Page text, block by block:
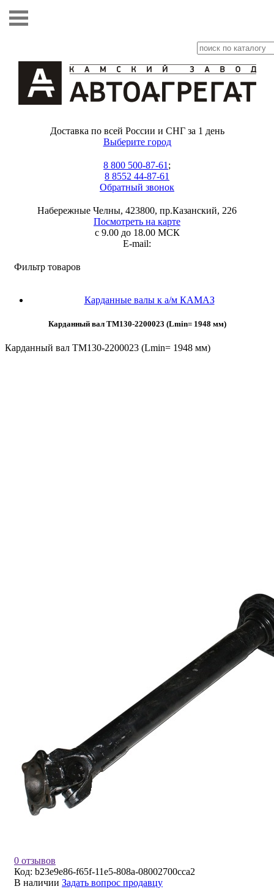
Доставка по всей России и СНГ за 1 день
Выберите город
8 800 500-87-61 ;
8 8552 44-87-61
Обратный звонок
Набережные Челны, 423800, пр.Казанский, 226
Посмотреть на карте
с 9.00 до 18.00 МСК
E-mail:
Фильтр товаров
Карданные валы к а/м КАМАЗ
Карданный вал ТМ130-2200023 (Lmin= 1948 мм)
Карданный вал ТМ130-2200023 (Lmin= 1948 мм)
0 отзывов
Код: b23e9e86-f65f-11e5-808a-08002700cca2
В наличии Задать вопрос продавцу